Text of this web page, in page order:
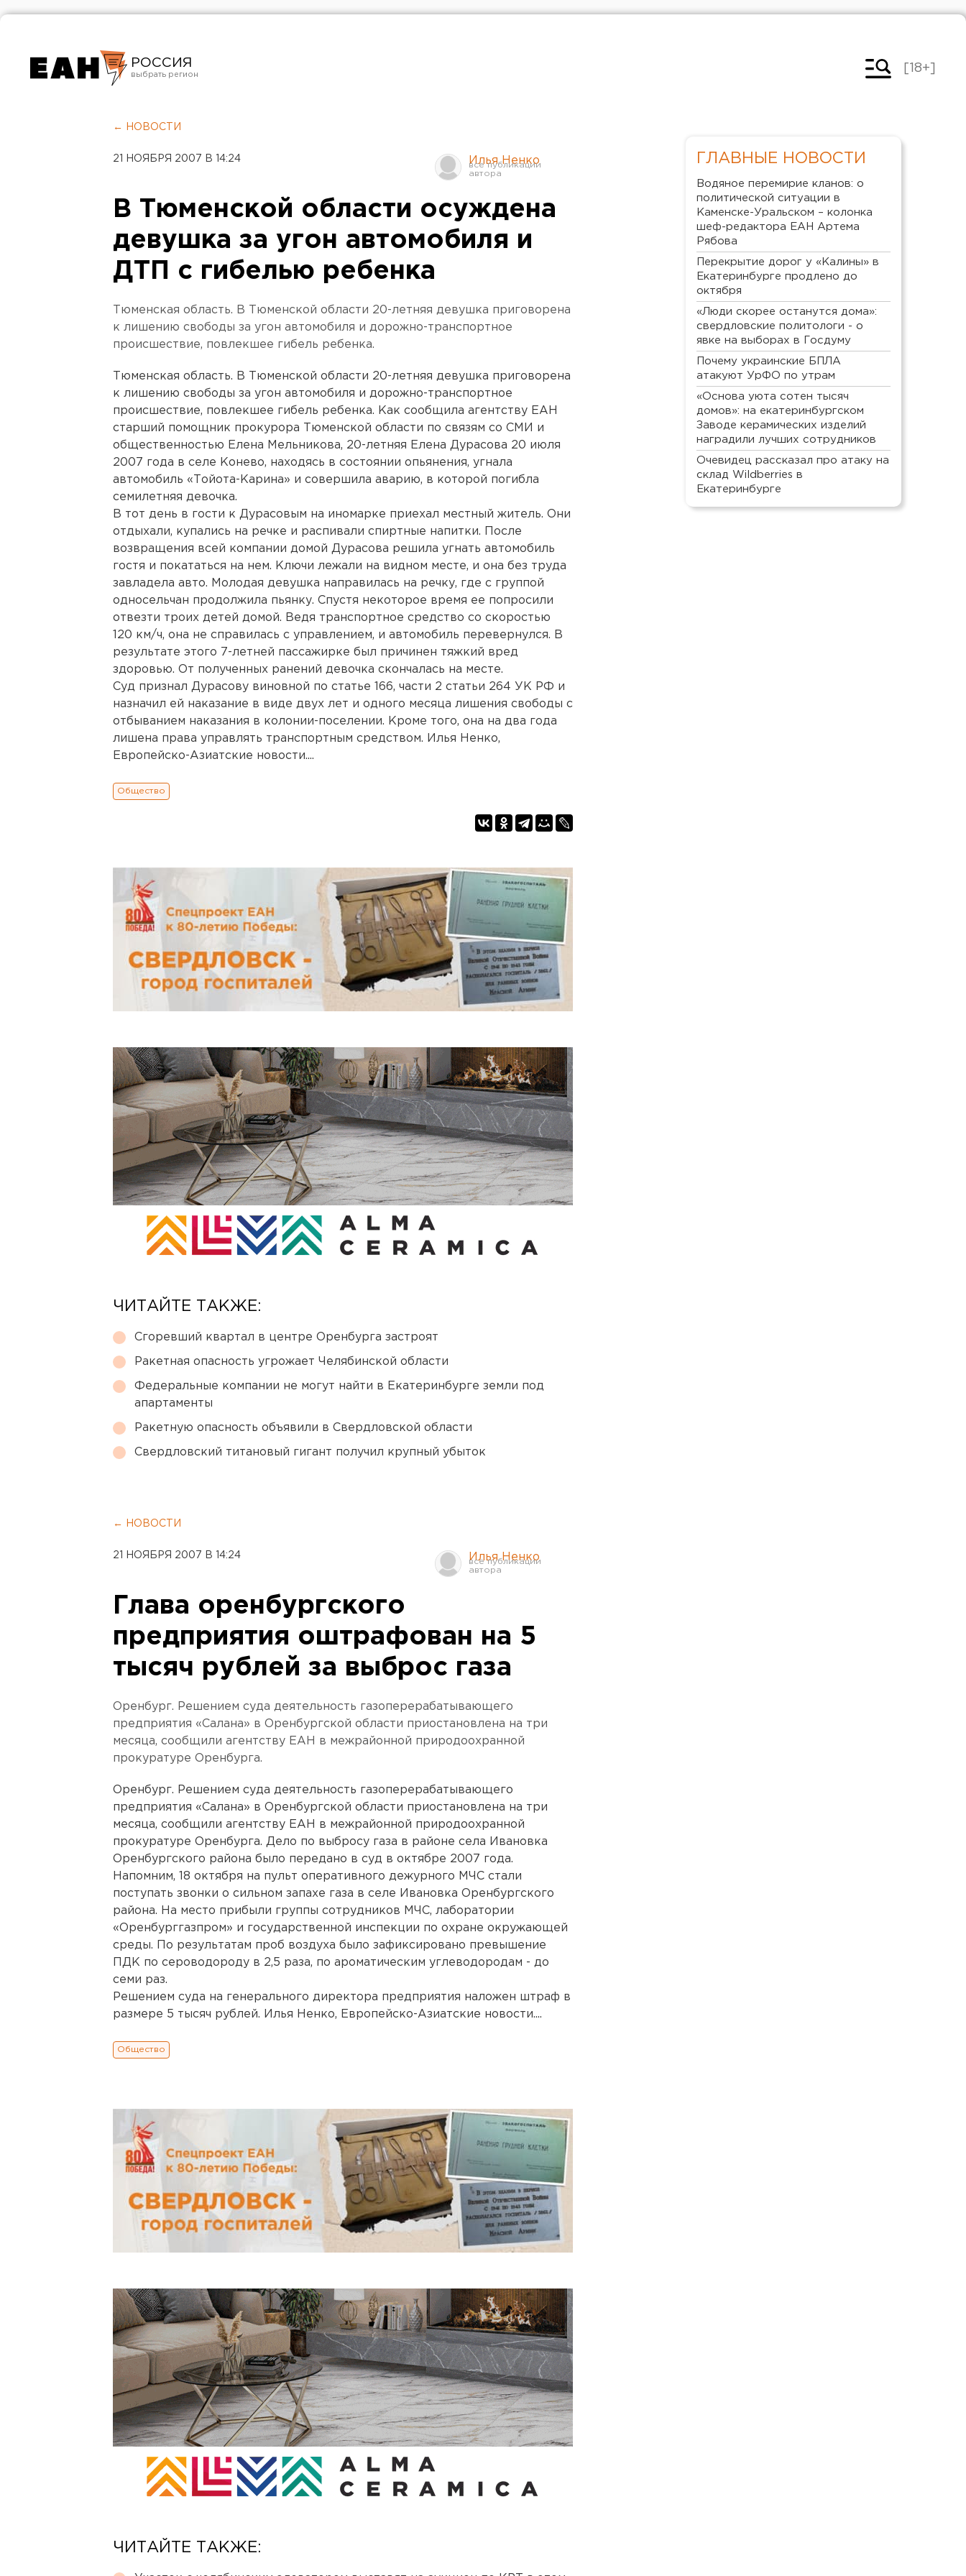
РОССИЯ
Челябинск
[18+]
← НОВОСТИ
21 НОЯБРЯ 2007 В 14:24 Илья Ненко
В Тюменской области осуждена
девушка за угон автомобиля и
ДТП с гибелью ребенка
Тюменская область. В Тюменской области 20-летняя девушка приговорена
к лишению свободы за угон автомобиля и дорожно-транспортное
происшествие, повлекшее гибель ребенка.
Тюменская область. В Тюменской области 20-летняя девушка приговорена
к лишению свободы за угон автомобиля и дорожно-транспортное
происшествие, повлекшее гибель ребенка. Как сообщила агентству ЕАН
старший помощник прокурора Тюменской области по связям со СМИ и
общественностью Елена Мельникова, 20-летняя Елена Дурасова 20 июля
2007 года в селе Конево, находясь в состоянии опьянения, угнала
автомобиль «Тойота-Карина» и совершила аварию, в которой погибла
семилетняя девочка.
В тот день в гости к Дурасовым на иномарке приехал местный житель. Они
отдыхали, купались на речке и распивали спиртные напитки. После
возвращения всей компании домой Дурасова решила угнать автомобиль
гостя и покататься на нем. Ключи лежали на видном месте, и она без труда
завладела авто. Молодая девушка направилась на речку, где с группой
односельчан продолжила пьянку. Спустя некоторое время ее попросили
отвезти троих детей домой. Ведя транспортное средство со скоростью
120 км/ч, она не справилась с управлением, и автомобиль перевернулся. В
результате этого 7-летней пассажирке был причинен тяжкий вред
здоровью. От полученных ранений девочка скончалась на месте.
Суд признал Дурасову виновной по статье 166, части 2 статьи 264 УК РФ и
назначил ей наказание в виде двух лет и одного месяца лишения свободы с
отбыванием наказания в колонии-поселении. Кроме того, она на два года
лишена права управлять транспортным средством. Илья Ненко,
Европейско-Азиатские новости....
Общество
ЧИТАЙТЕ ТАКЖЕ:
Сгоревший квартал в центре Оренбурга застроят
Ракетная опасность угрожает Челябинской области
Федеральные компании не могут найти в Екатеринбурге земли под
апартаменты
Ракетную опасность объявили в Свердловской области
Свердловский титановый гигант получил крупный убыток
← НОВОСТИ
21 НОЯБРЯ 2007 В 14:24 Илья Ненко
Глава оренбургского
предприятия оштрафован на 5
тысяч рублей за выброс газа
Оренбург. Решением суда деятельность газоперерабатывающего
предприятия «Салана» в Оренбургской области приостановлена на три
месяца, сообщили агентству ЕАН в межрайонной природоохранной
прокуратуре Оренбурга.
Оренбург. Решением суда деятельность газоперерабатывающего
предприятия «Салана» в Оренбургской области приостановлена на три
месяца, сообщили агентству ЕАН в межрайонной природоохранной
прокуратуре Оренбурга. Дело по выбросу газа в районе села Ивановка
Оренбургского района было передано в суд в октябре 2007 года.
Напомним, 18 октября на пульт оперативного дежурного МЧС стали
поступать звонки о сильном запахе газа в селе Ивановка Оренбургского
района. На место прибыли группы сотрудников МЧС, лаборатории
«Оренбурггазпром» и государственной инспекции по охране окружающей
среды. По результатам проб воздуха было зафиксировано превышение
ПДК по сероводороду в 2,5 раза, по ароматическим углеводородам - до
семи раз.
Решением суда на генерального директора предприятия наложен штраф в
размере 5 тысяч рублей. Илья Ненко, Европейско-Азиатские новости....
Общество
ЧИТАЙТЕ ТАКЖЕ:
ГЛАВНЫЕ НОВОСТИ
Водяное перемирие кланов: о
политической ситуации в
Каменске-Уральском – колонка
шеф-редактора ЕАН Артема
Рябова
Перекрытие дорог у «Калины» в
Екатеринбурге продлено до
октября
«Люди скорее останутся дома»:
свердловские политологи - о
явке на выборах в Госдуму
Почему украинские БПЛА
атакуют УрФО по утрам
«Основа уюта сотен тысяч
домов»: на екатеринбургском
Заводе керамических изделий
наградили лучших сотрудников
Очевидец рассказал про атаку на
склад Wildberries в
Екатеринбурге